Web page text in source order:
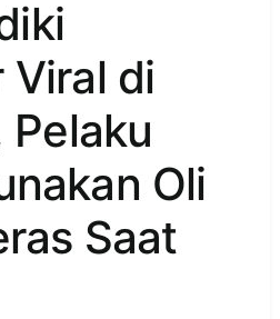
Viral di
Pelaku
Oli
Saat